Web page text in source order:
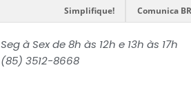
Simplifique! Comunica BR
Seg à Sex de 8h às 12h e 13h às 17h
(85) 3512-8668